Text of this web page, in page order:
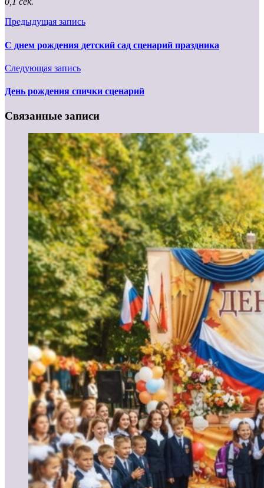
Предыдущая запись
С днем рождения детский сад сценарий праздника
Следующая запись
День рождения спички сценарий
Связанные записи